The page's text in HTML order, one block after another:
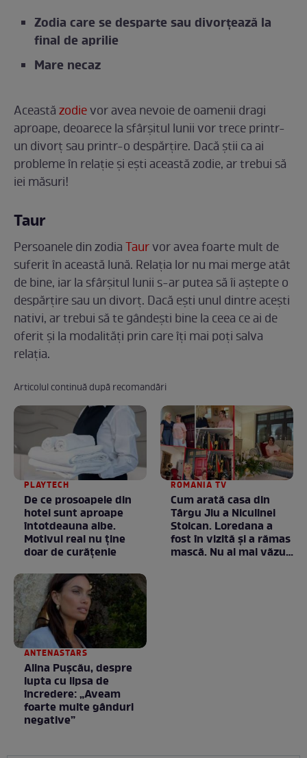
Zodia care se desparte sau divorțează la
final de aprilie
Mare necaz
Aceastăzodievor avea nevoie de oamenii dragi
aproape, deoarece la sfârșitul lunii vor trece printr-
un divorț sau printr-o despărțire. Dacă știi ca ai
probleme în relație și ești această zodie, ar trebui să
iei măsuri!
Taur
Persoanele din zodiaTaurvor avea foarte mult de
suferit în această lună. Relația lor nu mai merge atât
de bine, iar la sfârșitul lunii s-ar putea să îi aștepte o
despărțire sau un divorț. Dacă ești unul dintre acești
nativi, ar trebui să te gândești bine la ceea ce ai de
oferit și la modalități prin care îți mai poți salva
relația.
Articolul continuă după recomandări
PLAYTECH
De ce prosoapele din
hotel sunt aproape
întotdeauna albe.
Motivul real nu ține
doar de curățenie
ROMANIA TV
Cum arată casa din
Târgu Jiu a Niculinei
Stoican. Loredana a
fost în vizită și a rămas
mască. Nu ai mai văzut
ANTENASTARS
Alina Pușcău, despre
lupta cu lipsa de
încredere: „Aveam
foarte multe gânduri
negative”